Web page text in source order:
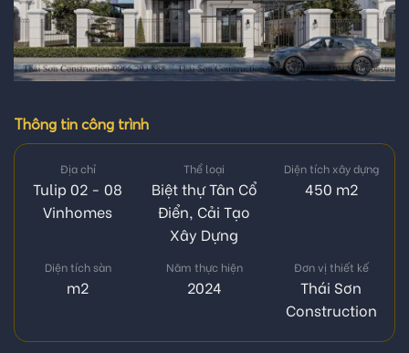
Thông tin công trình
Địa chỉ
Tulip 02 - 08
Vinhomes
Thể loại
Biệt thự Tân Cổ
Điển, Cải Tạo
Xây Dựng
Diện tích xây dựng
450 m2
Diện tích sàn
m2
Năm thực hiện
2024
Đơn vị thiết kế
Thái Sơn
Construction